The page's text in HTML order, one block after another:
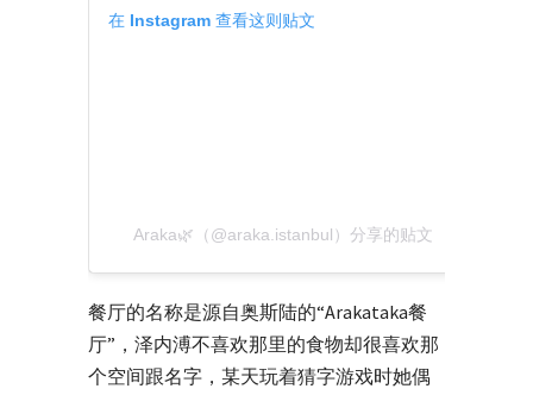
在 Instagram 查看这则贴文
Araka🌿（@araka.istanbul）分享的贴文
餐厅的名称是源自奥斯陆的“Arakataka餐
厅”，泽内溥不喜欢那里的食物却很喜欢那
个空间跟名字，某天玩着猜字游戏时她偶